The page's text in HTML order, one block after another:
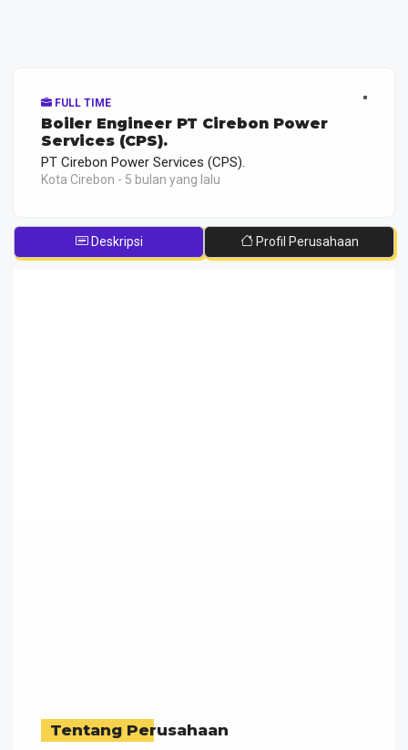
FULL TIME
Boiler Engineer PT Cirebon Power
Services (CPS).
PT Cirebon Power Services (CPS).
Kota Cirebon - 5 bulan yang lalu
Deskripsi Profil Perusahaan
Tentang Perusahaan